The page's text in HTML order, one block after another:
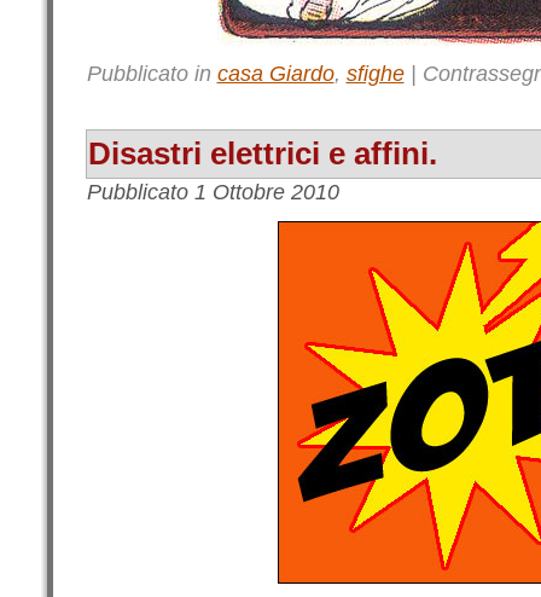
Pubblicato in casa Giardo, sfighe|
Disastri elettrici e affini.
Pubblicato 1 Ottobre 2010